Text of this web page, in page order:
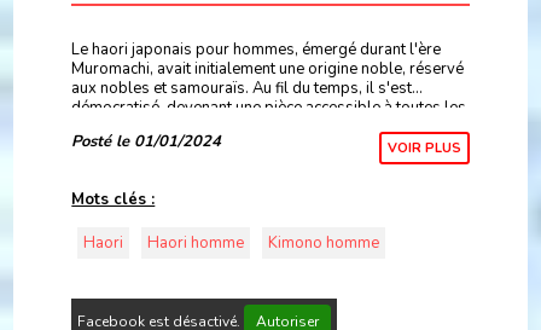
Le haori japonais pour hommes, émergé durant l'ère
Muromachi, avait initialement une origine noble, réservé
aux nobles et samouraïs. Au fil du temps, il s'est
démocratisé, devenant une pièce accessible à toutes les
Posté le 01/01/2024 VOIR PLUS
Mots clés :
Haori
Haori homme Kimono homme
Facebook est désactivé. Autoriser